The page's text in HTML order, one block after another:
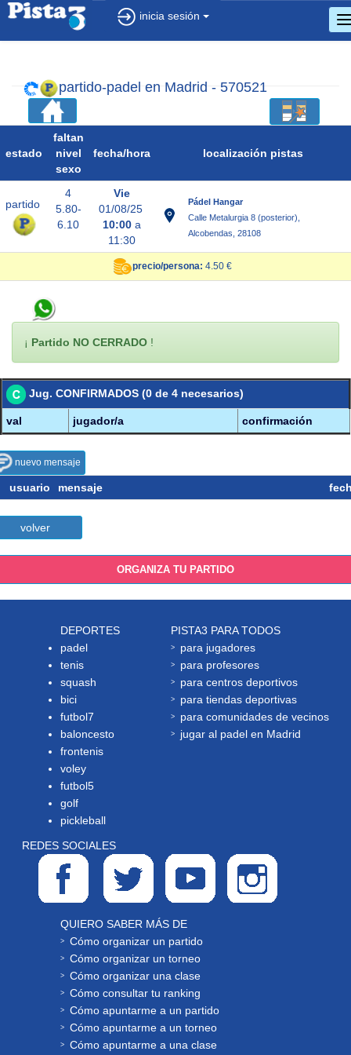
inicia sesión
partido-padel en Madrid - 570521
estado
faltan
nivel
sexo
fecha/hora localización pistas
partido
4
5.80-
6.10
Vie
01/08/25
10:00 a
11:30
Pádel Hangar
Calle Metalurgia 8 (posterior),
Alcobendas, 28108
precio/persona: 4.50 €
¡ Partido NO CERRADO !
Jug. CONFIRMADOS (0 de 4 necesarios)
val jugador/a confirmación
nuevo mensaje
usuario mensaje
volver
ORGANIZA TU PARTIDO
DEPORTES
padel
tenis
squash
bici
futbol7
baloncesto
frontenis
voley
futbol5
golf
pickleball
PISTA3 PARA TODOS
para jugadores
para profesores
para centros deportivos
para tiendas deportivas
para comunidades de vecinos
jugar al padel en Madrid
REDES SOCIALES
QUIERO SABER MÁS DE
Cómo organizar un partido
Cómo organizar un torneo
Cómo organizar una clase
Cómo consultar tu ranking
Cómo apuntarme a un partido
Cómo apuntarme a un torneo
Cómo apuntarme a una clase